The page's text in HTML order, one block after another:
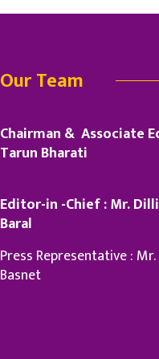
Our Team
Chairman & Associate
Tarun Bharati
Editor-in -Chief : Mr.
Baral
Press Representative :
Basnet